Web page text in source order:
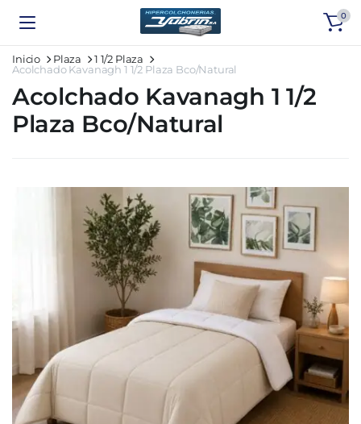
0
Inicio Plaza
1 1/2 Plaza
Acolchado Kavanagh 1 1/2 Plaza Bco/Natural
Acolchado Kavanagh 1 1/2
Plaza Bco/Natural